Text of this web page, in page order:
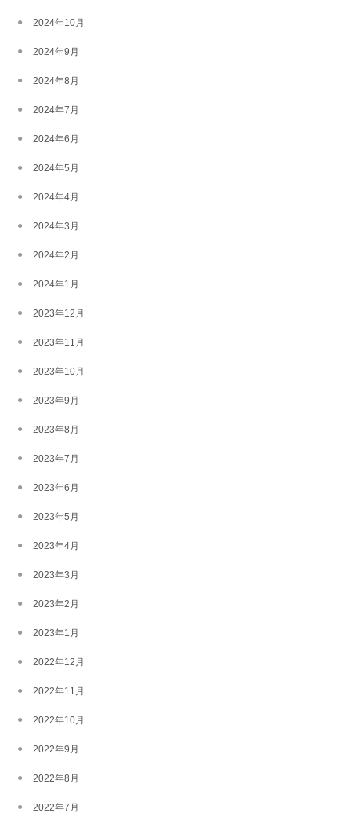
2024年10月
2024年9月
2024年8月
2024年7月
2024年6月
2024年5月
2024年4月
2024年3月
2024年2月
2024年1月
2023年12月
2023年11月
2023年10月
2023年9月
2023年8月
2023年7月
2023年6月
2023年5月
2023年4月
2023年3月
2023年2月
2023年1月
2022年12月
2022年11月
2022年10月
2022年9月
2022年8月
2022年7月